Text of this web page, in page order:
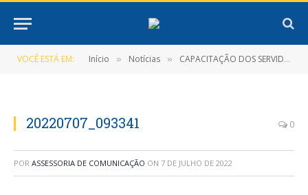
VOCÊ ESTÁ EM: Início » Notícias » CAPACITAÇÃO DOS SERVIDORES DA SAÚDE
20220707_093341 0
POR ASSESSORIA DE COMUNICAÇÃO ON 7 DE JULHO DE 2022